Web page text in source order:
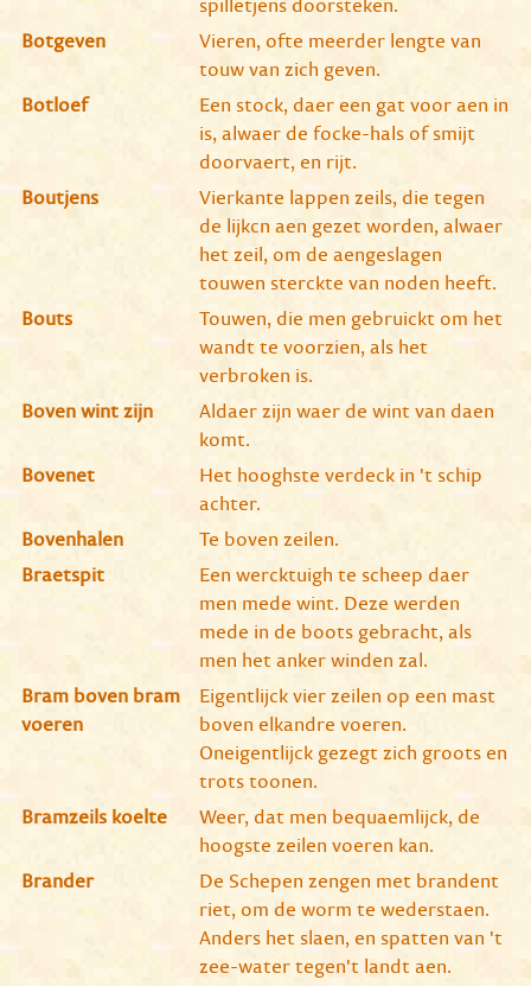
Botgeven
Vieren, ofte meerder lengte van
touw van zich geven.
Botloef
Een stock, daer een gat voor aen in
is, alwaer de focke-hals of smijt
doorvaert, en rijt.
Boutjens
Vierkante lappen zeils, die tegen
de lijkcn aen gezet worden, alwaer
het zeil, om de aengeslagen
touwen sterckte van noden heeft.
Bouts
Touwen, die men gebruickt om het
wandt te voorzien, als het
verbroken is.
Boven wint zijn
Aldaer zijn waer de wint van daen
komt.
Bovenet
Het hooghste verdeck in 't schip
achter.
Bovenhalen
Te boven zeilen.
Braetspit
Een wercktuigh te scheep daer
men mede wint. Deze werden
mede in de boots gebracht, als
men het anker winden zal.
Bram boven bram
voeren
Eigentlijck vier zeilen op een mast
boven elkandre voeren.
Oneigentlijck gezegt zich groots en
trots toonen.
Bramzeils koelte
Weer, dat men bequaemlijck, de
hoogste zeilen voeren kan.
Brander
De Schepen zengen met brandent
riet, om de worm te wederstaen.
Anders het slaen, en spatten van 't
zee-water tegen't landt aen.